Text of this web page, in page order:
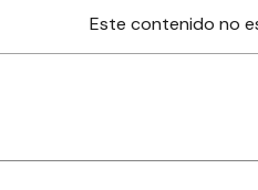
Este contenido no